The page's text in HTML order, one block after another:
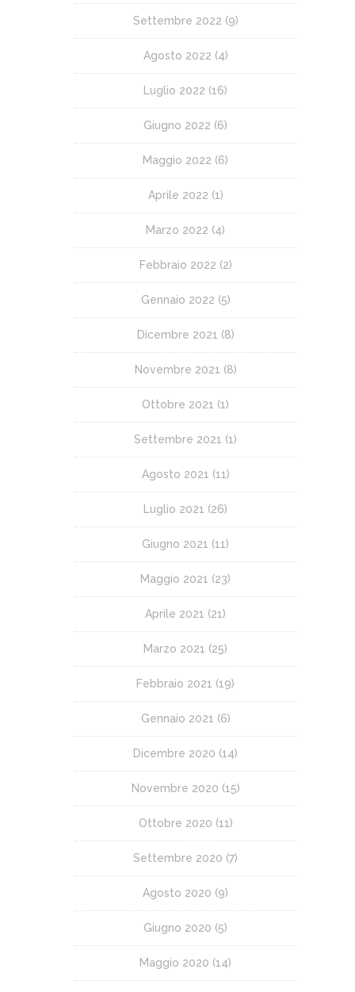
Settembre 2022 (9)
Agosto 2022 (4)
Luglio 2022 (16)
Giugno 2022 (6)
Maggio 2022 (6)
Aprile 2022 (1)
Marzo 2022 (4)
Febbraio 2022 (2)
Gennaio 2022 (5)
Dicembre 2021 (8)
Novembre 2021 (8)
Ottobre 2021 (1)
Settembre 2021 (1)
Agosto 2021 (11)
Luglio 2021 (26)
Giugno 2021 (11)
Maggio 2021 (23)
Aprile 2021 (21)
Marzo 2021 (25)
Febbraio 2021 (19)
Gennaio 2021 (6)
Dicembre 2020 (14)
Novembre 2020 (15)
Ottobre 2020 (11)
Settembre 2020 (7)
Agosto 2020 (9)
Giugno 2020 (5)
Maggio 2020 (14)